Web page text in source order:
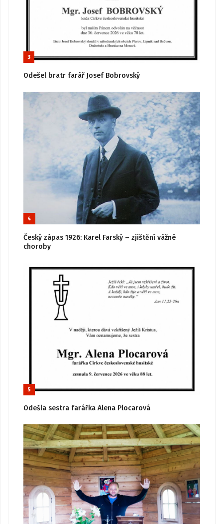
3
Odešel bratr farář Josef Bobrovský
4
Český zápas 1926: Karel Farský – zjištění vážné
choroby
5
Odešla sestra farářka Alena Plocarová